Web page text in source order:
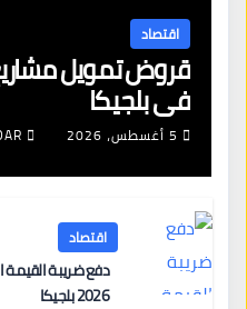
اقتصاد
قروض تمويل
في بلجيكا
5 أغسطس، 2026
اقتصاد
دفع ضريبة القيمة
2026 بلجيكا